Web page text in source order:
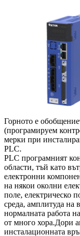
Горното е
(програмируем
мерки при
PLC.
PLC програмният
области, тъй като
електронни
на някои околни
поле, електрическо
среда, амплитуда на
нормалната работа
от много хора.Дори
инсталационната